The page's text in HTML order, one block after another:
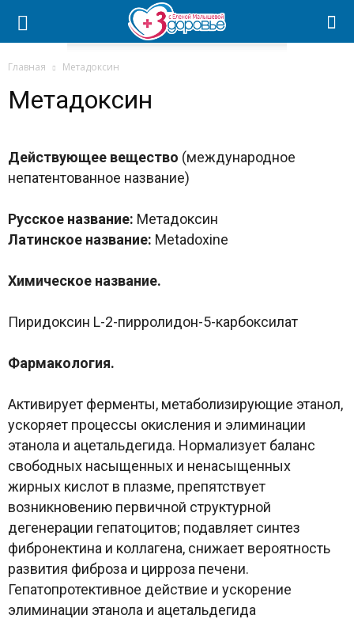
Главная Метадоксин
Метадоксин
Действующее вещество (международное
непатентованное название)
Русское название: Метадоксин
Латинское название: Metadoxine
Химическое название.
Пиридоксин L-2-пирролидон-5-карбоксилат
Фармакология.
Активирует ферменты, метаболизирующие этанол,
ускоряет процессы окисления и элиминации
этанола и ацетальдегида. Нормализует баланс
свободных насыщенных и ненасыщенных
жирных кислот в плазме, препятствует
возникновению первичной структурной
дегенерации гепатоцитов; подавляет синтез
фибронектина и коллагена, снижает вероятность
развития фиброза и цирроза печени.
Гепатопротективное действие и ускорение
элиминации этанола и ацетальдегида